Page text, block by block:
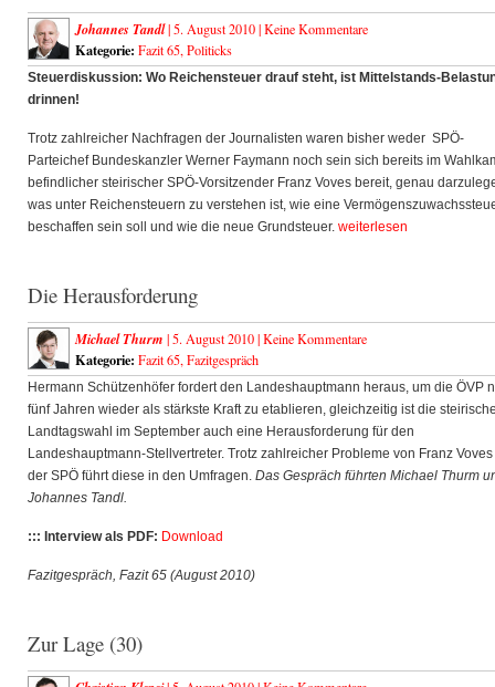
Johannes Tandl| 5. August 2010 |Keine Kommentare
Kategorie: Fazit 65, Politicks
Steuerdiskussion: Wo Reichensteuer drauf steht, ist Mittelstands-
drinnen!
Trotz zahlreicher Nachfragen der Journalisten waren bisher weder SPÖ-
Parteichef Bundeskanzler Werner Faymann noch sein sich bereits im
befindlicher steirischer SPÖ-Vorsitzender Franz Voves bereit, genau
was unter Reichensteuern zu verstehen ist, wie eine
beschaffen sein soll und wie die neue Grundsteuer. weiterlesen
Die Herausforderung
Michael Thurm | 5. August 2010 |Keine Kommentare
Kategorie: Fazit 65, Fazitgespräch
Hermann Schützenhöfer fordert den Landeshauptmann heraus, um die ÖVP
fünf Jahren wieder als stärkste Kraft zu etablieren, gleichzeitig ist die
Landtagswahl im September auch eine Herausforderung für den
Landeshauptmann-Stellvertreter. Trotz zahlreicher Probleme von Franz
der SPÖ führt diese in den Umfragen. Das Gespräch führten Michael Thurm
Johannes Tandl.
::: Interview als PDF: Download
Fazitgespräch, Fazit 65 (August 2010)
Zur Lage (30)